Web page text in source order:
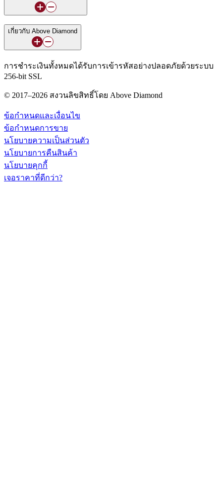
เกี่ยวกับ Above Diamond
การชำระเงินทั้งหมดได้รับการเข้ารหัสอย่างปลอดภัยด้วยระบบ
256-bit SSL
© 2017–2026 สงวนลิขสิทธิ์โดย Above Diamond
ข้อกำหนดและเงื่อนไข
ข้อกำหนดการขาย
นโยบายความเป็นส่วนตัว
นโยบายการคืนสินค้า
นโยบายคุกกี้
เจอราคาที่ดีกว่า?